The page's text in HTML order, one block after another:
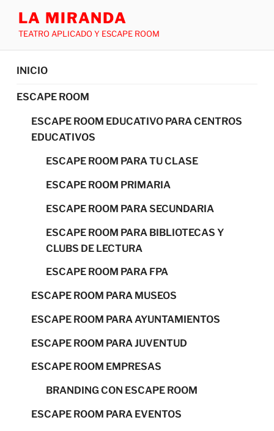
LA MIRANDA
TEATRO APLICADO Y ESCAPE ROOM
INICIO
ESCAPE ROOM
ESCAPE ROOM EDUCATIVO PARA CENTROS
EDUCATIVOS
ESCAPE ROOM PARA TU CLASE
ESCAPE ROOM PRIMARIA
ESCAPE ROOM PARA SECUNDARIA
ESCAPE ROOM PARA BIBLIOTECAS Y
CLUBS DE LECTURA
ESCAPE ROOM PARA FPA
ESCAPE ROOM PARA MUSEOS
ESCAPE ROOM PARA AYUNTAMIENTOS
ESCAPE ROOM PARA JUVENTUD
ESCAPE ROOM EMPRESAS
BRANDING CON ESCAPE ROOM
ESCAPE ROOM PARA EVENTOS